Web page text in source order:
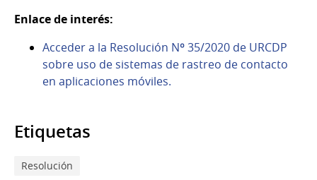
Enlace de interés:
Acceder a la Resolución Nº 35/2020 de URCDP
sobre uso de sistemas de rastreo de contacto
en aplicaciones móviles.
Etiquetas
Resolución